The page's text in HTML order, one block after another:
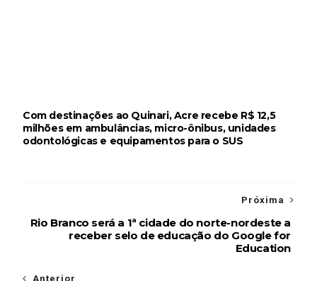
Com destinações ao Quinari, Acre recebe R$ 12,5
milhões em ambulâncias, micro-ônibus, unidades
odontológicas e equipamentos para o SUS
Próxima
Rio Branco será a 1ª cidade do norte-nordeste a
receber selo de educação do Google for
Education
Anterior